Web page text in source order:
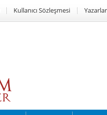
Kullanıcı Sözleşmesi Yazarlar